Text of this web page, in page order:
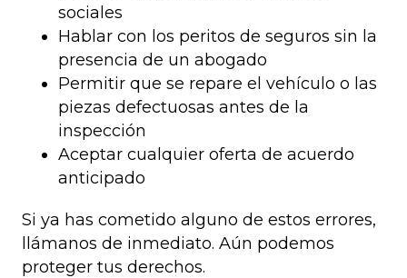
sociales
Hablar con los peritos de seguros sin la
presencia de un abogado
Permitir que se repare el vehículo o las
piezas defectuosas antes de la
inspección
Aceptar cualquier oferta de acuerdo
anticipado
Si ya has cometido alguno de estos errores,
llámanos de inmediato. Aún podemos
proteger tus derechos.